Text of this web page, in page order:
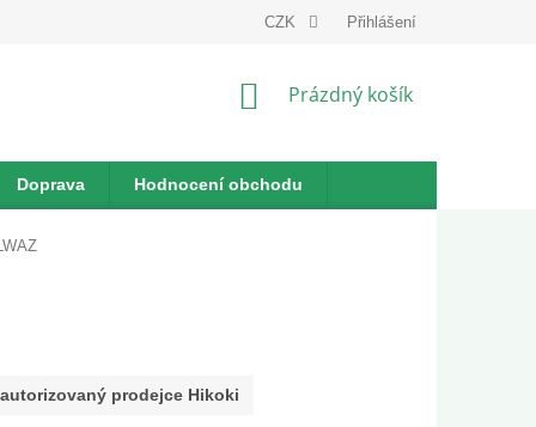
CZK Přihlášení
NÁKUPNÍ
Prázdný košík
Doprava Hodnocení obchodu
prodejce Hikoki